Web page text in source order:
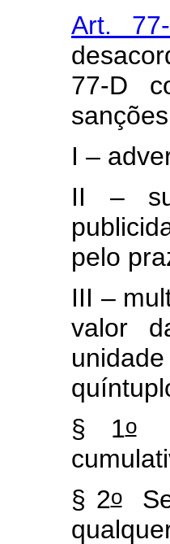
Art.
77-D
I –
II –
pelo
III –
valor
§ 1o
§ 2o